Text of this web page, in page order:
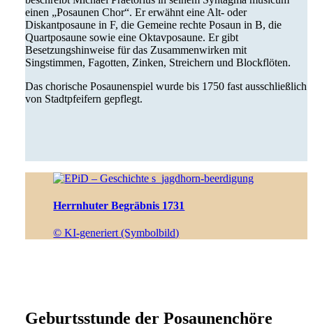
einen „Posaunen Chor“. Er erwähnt eine Alt- oder
Diskantposaune in F, die Gemeine rechte Posaun in B, die
Quartposaune sowie eine Oktavposaune. Er gibt
Besetzungshinweise für das Zusammenwirken mit
Singstimmen, Fagotten, Zinken, Streichern und Blockflöten.
Das chorische Posaunenspiel wurde bis 1750 fast ausschließlich
von Stadtpfeifern gepflegt.
Herrnhuter Begräbnis 1731
© KI-generiert (Symbolbild)
Geburtsstunde der Posaunenchöre